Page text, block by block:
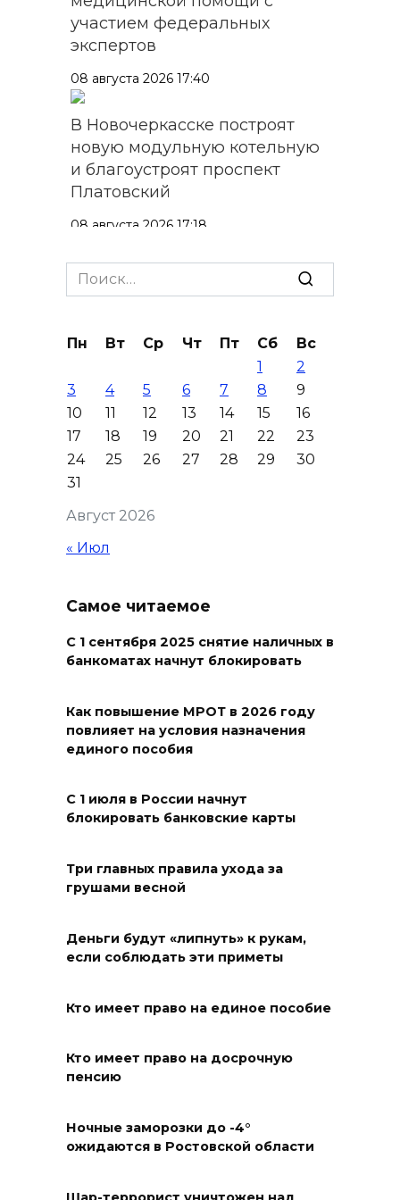
участием федеральных
экспертов
08 августа 2026 17:40
В Новочеркасске построят
новую модульную котельную
и благоустроят проспект
Платовский
08 августа 2026 17:18
Это стало нашей традицией:
ростовчане установили
бездомных животных
Журналисты «ДОН 24» вышли
на субботник в парке
Островского
Сносить нельзя, сохранять
Рувинского от запустения
08 августа 2026 14:04
поджег газ в квартире
бывшей жены, эвакуированы
7 человек
с Днем физкультурника
Ростовчане оказались среди
Новороссийске
В Ростовской области
техногенных пожаров и 30
возгораний растительности
Search
for:
Август 2026
Пн Вт Ср Чт Пт Сб
Вс
1
2
3
4 5 6 7 8
9
10
11 12 13 14 15
16
17
18 19 20 21 22
23
24
25 26 27 28 29
30
31
« Июл
Самое читаемое
С 1 сентября 2025 снятие наличных в
банкоматах начнут блокировать
Как повышение МРОТ в 2026 году
повлияет на условия назначения
единого пособия
С 1 июля в России начнут
блокировать банковские карты
Три главных правила ухода за
грушами весной
Деньги будут «липнуть» к рукам,
если соблюдать эти приметы
Кто имеет право на единое пособие
Кто имеет право на досрочную
пенсию
Ночные заморозки до -4°
ожидаются в Ростовской области